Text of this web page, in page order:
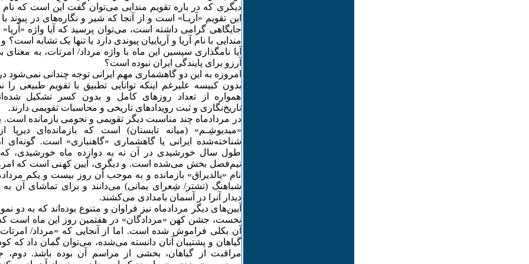
دیگری که در باره تقویم مندایی می‌توان گفت این است که نام
این تقویم «آریـا» است و از آنجا که شیر و نگاره‌های در پیوند
جایگاهی گرامی داشته است، می‌توان پرسید که آیا واژه
مندایی با نام آریا و آریاییان پیوندی دارد یا تنها یک تشابه است؟
آیا نامگذاری سپسین این ماه با واژه‌ مرداد/ امرتات، به
آرزو برای پایندگی ایران نبوده است؟
امروزه به این دو گاهشماری مهم ایرانی توجه چندانی نمی‌شود
بدون کبیسه علیرغم اینکه توانایی تطبیق با تقویم طبیعی را
همواره از تعداد روزهای کامل و بدون کسر تشکیل
تاریخ‌نگاری و ثبت رویدادهای تاریخی و محاسبات تقویمی دارند.
در مردادماه چند مناسبت دیگر تقویمی و نجومی بازمانده است.
«میدیوشِـم» (میانه تابستان) است که بازمانده‌ای دیرپا
شناخته‌شده ایرانی یا گاهشماری «گاهنباری» است. گونه‌ای
طول سال خورشیدی در آن نه به دوازده ماه خورشیدی،
نیم‌فصل بخش می‌شده است. و دیگری، آیین کهنی است که
نام «یالدیراق» بازمانده و به موجب آن روز بیست و یکم
شباهنگ (تشتر/ شِعرای یمانی) می‌دانند و برای تماشای آن به
دیدار آنرا در آسمان بامدادی می‌کشند.
آیین‌های دیگر مردادماه نیز فراوان و متنوع بوده‌اند که به دو
نخست، جشن کهن «مردادگان» در هفتمین روز این ماه است که
آن بکلی فراموش شده است. اما از آنجایی که «مرداد/
گیاهان و پشتیبان آنان دانسته می‌شده، می‌توان گمان داد که
مراقبت از گیاهان، بخشی از مراسم آن بوده باشد.